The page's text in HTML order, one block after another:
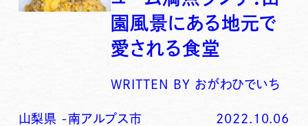
園風景にある地元で
愛される食堂
WRITTEN BY おがわひでいち
山梨県 -南アルプス市 2022.10.06